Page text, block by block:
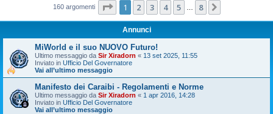
160 argomenti Pagina di
1 2 3 4 5 8
Annunci
MiWorld e il suo NUOVO Futuro!
Ultimo messaggio da Sir Xiradorn « 13 set 2025, 11:55
Inviato in Ufficio Del Governatore
Vai all’ultimo messaggio
Manifesto dei Caraibi - Regolamenti e Norme
Ultimo messaggio da Sir Xiradorn « 1 apr 2016, 14:28
Inviato in Ufficio Del Governatore
Vai all’ultimo messaggio